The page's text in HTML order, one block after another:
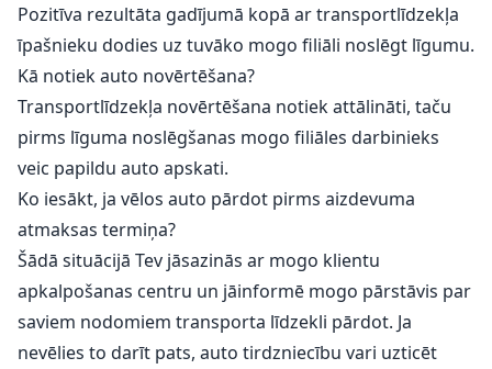
Pozitīva rezultāta gadījumā kopā ar transportlīdzekļa
īpašnieku dodies uz tuvāko mogo filiāli noslēgt līgumu.
Kā notiek auto novērtēšana?
Transportlīdzekļa novērtēšana notiek attālināti, taču
pirms līguma noslēgšanas mogo filiāles darbinieks
veic papildu auto apskati.
Ko iesākt, ja vēlos auto pārdot pirms aizdevuma
atmaksas termiņa?
Šādā situācijā Tev jāsazinās ar mogo klientu
apkalpošanas centru un jāinformē mogo pārstāvis par
saviem nodomiem transporta līdzekli pārdot. Ja
nevēlies to darīt pats, auto tirdzniecību vari uzticēt